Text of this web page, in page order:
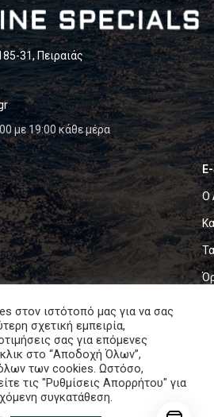
31, Πειραιάς
με 19:00 κάθε μέρα
Ο
2024. All rights reserved.
στον ιστότοπό μας για να σας
σχετική εμπειρία,
σας για επόμενες
στο “Αποδοχή Όλων”,
των cookies. Ωστόσο,
τις "Ρυθμίσεις Απορρήτου" για
συγκατάθεση.